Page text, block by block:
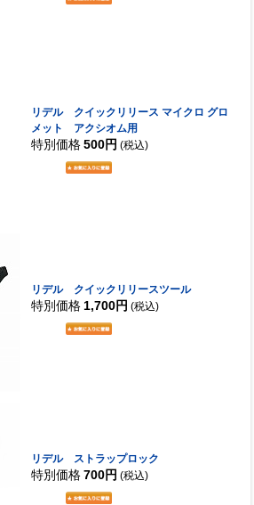
リデル クイックリリース マイクロ グロ
メット アクシオム用
特別価格 500円 (税込)
リデル クイックリリースツール
特別価格 1,700円 (税込)
リデル ストラップロック
特別価格 700円 (税込)